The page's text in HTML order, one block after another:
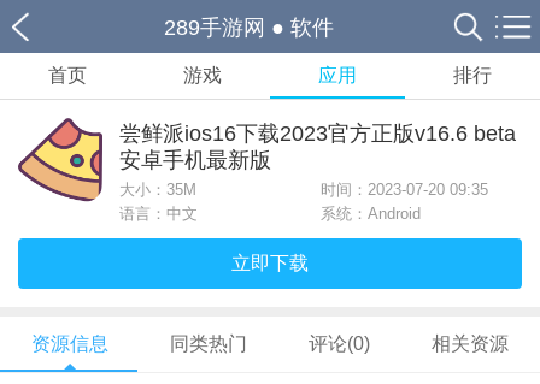
289手游网 ● 软件
首页 游戏 应用 排行
尝鲜派ios16下载2023官方正版v16.6 beta
安卓手机最新版
大小： 35M
时间：2023-07-20 09:35
语言：中文
系统：Android
立即下载
资源信息 同类热门 评论(0) 相关资源